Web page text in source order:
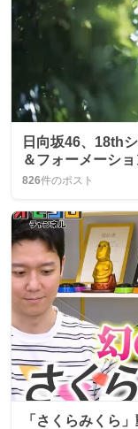
日向坂46、18th
＆フォーメーシ
826件のポスト
「さくらみくら